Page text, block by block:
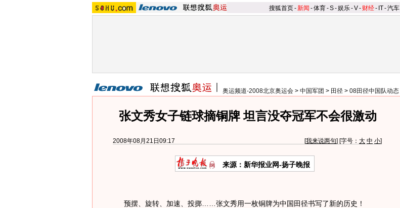
搜狐首页-新闻 -体育-S-娱乐-V- 财经- IT-汽车
奥运频道-2008北京奥运会 > 中国军团 > 田径 > 08田径中国队动态
张文秀女子链球摘铜牌 坦言没夺冠军不会很激动
2008年08月21日09:17 [我来说两句] [字号： 大 中 小]
来源：新华报业网-扬子晚报
预摆、旋转、加速、投掷……张文秀用一枚铜牌为中国田径书写了新的历史！